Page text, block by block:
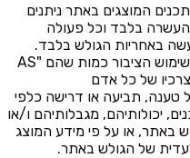
המוצגים באתר ניתנים
בלבד וכל פעולה
באחריות הגולש בלבד.
התכנים באתר מוצעים לשימוש הציבור כמות שהם "AS
טענה, תביעה או דרישה כלפי
יכולותיהם, מגבלותיהם ו/או
באתר, או על פי מידע המוצג
של הגולש באתר.